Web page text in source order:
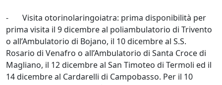
- Visita otorinolaringoiatra: prima disponibilità per
prima visita il 9 dicembre al poliambulatorio di Trivento
o all’Ambulatorio di Bojano, il 10 dicembre al S.S.
Rosario di Venafro o all’Ambulatorio di Santa Croce di
Magliano, il 12 dicembre al San Timoteo di Termoli ed il
14 dicembre al Cardarelli di Campobasso. Per il 10